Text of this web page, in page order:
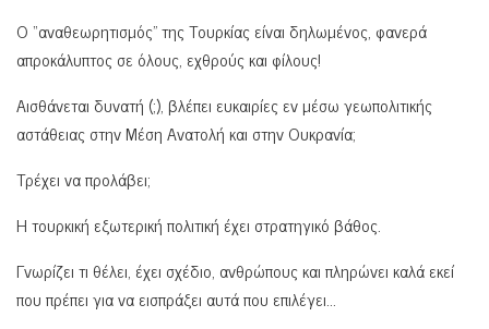
Ο “αναθεωρητισμός” της Τουρκίας είναι δηλωμένος, φανερά
απροκάλυπτος σε όλους, εχθρούς και φίλους!
Αισθάνεται δυνατή (;), βλέπει ευκαιρίες εν μέσω γεωπολιτικής
αστάθειας στην Μέση Ανατολή και στην Ουκρανία;
Τρέχει να προλάβει;
Η τουρκική εξωτερική πολιτική έχει στρατηγικό βάθος.
Γνωρίζει τι θέλει, έχει σχέδιο, ανθρώπους και πληρώνει καλά εκεί
που πρέπει για να εισπράξει αυτά που επιλέγει…